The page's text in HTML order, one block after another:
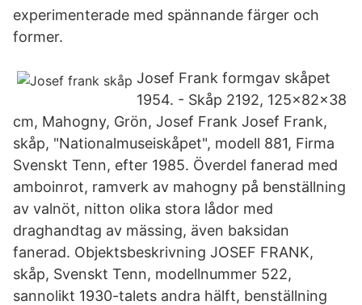
experimenterade med spännande färger och
former.
Josef Frank formgav skåpet
1954. - Skåp 2192, 125x82x38
cm, Mahogny, Grön, Josef Frank Josef Frank,
skåp, "Nationalmuseiskåpet", modell 881, Firma
Svenskt Tenn, efter 1985. Överdel fanerad med
amboinrot, ramverk av mahogny på benställning
av valnöt, nitton olika stora lådor med
draghandtag av mässing, även baksidan
fanerad. Objektsbeskrivning JOSEF FRANK,
skåp, Svenskt Tenn, modellnummer 522,
sannolikt 1930-talets andra hälft, benställning